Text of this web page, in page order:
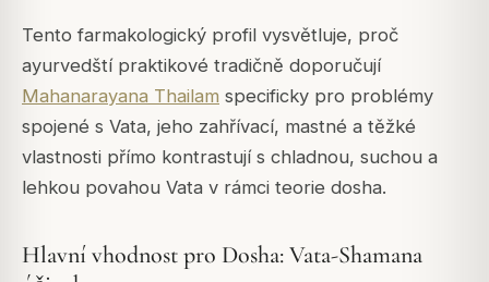
Tento farmakologický profil vysvětluje, proč
ayurvedští praktikové tradičně doporučují
Mahanarayana Thailam specificky pro problémy
spojené s Vata, jeho zahřívací, mastné a těžké
vlastnosti přímo kontrastují s chladnou, suchou a
lehkou povahou Vata v rámci teorie dosha.
Hlavní vhodnost pro Dosha: Vata-Shamana